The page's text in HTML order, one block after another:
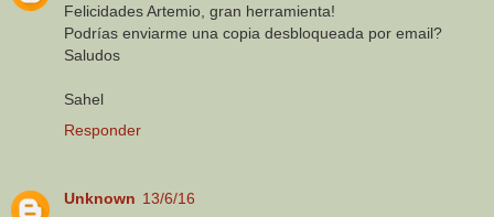
Felicidades Artemio, gran herramienta!
Podrías enviarme una copia desbloqueada por email?
Saludos
Sahel
Responder
Unknown 13/6/16